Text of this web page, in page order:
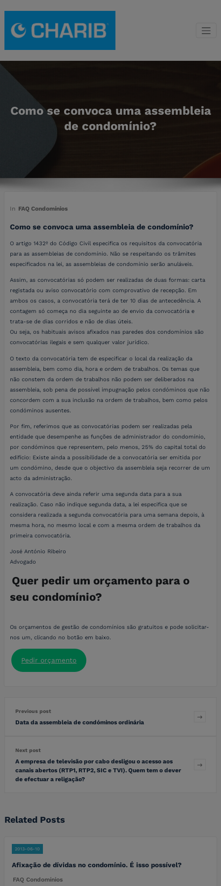
conteúdo
Gestão de
Franchising de gestão
Como se convoca uma assembleia
de condomínio?
In FAQ Condomínios
Como se convoca uma assembleia de condomínio?
O artigo 1432º do Código Civil especifica os requisitos da convocatória
para as assembleias de condomínio. Não se respeitando os trâmites
especificados na lei, as assembleias de condomínio serão anuláveis.
Assim, as convocatórias só podem ser realizadas de duas formas: carta
registada ou aviso convocatório com comprovativo de recepção. Em
ambos os casos, a convocatória terá de ter 10 dias de antecedência. A
contagem só começa no dia seguinte ao de envio da convocatória e
trata-se de dias corridos e não de dias úteis.
Ou seja, os habituais avisos afixados nas paredes dos condomínios são
convocatórias ilegais e sem qualquer valor jurídico.
O texto da convocatória tem de especificar o local da realização da
assembleia, bem como dia, hora e ordem de trabalhos. Os temas que
não constem da ordem de trabalhos não podem ser deliberados na
assembleia, sob pena de possível impugnação pelos condóminos que não
concordem com a sua inclusão na ordem de trabalhos, bem como pelos
condóminos ausentes.
Por fim, referimos que as convocatórias podem ser realizadas pela
entidade que desempenhe as funções de administrador do condomínio,
por condóminos que representem, pelo menos, 25% do capital total do
edifício: Existe ainda a possibilidade de a convocatória ser emitida por
um condómino, desde que o objectivo da assembleia seja recorrer de um
acto da administração.
A convocatória deve ainda referir uma segunda data para a sua
realização. Caso não indique segunda data, a lei especifica que se
considera realizada a segunda convocatória para uma semana depois, à
mesma hora, no mesmo local e com a mesma ordem de trabalhos da
primeira convocatória.
José António Ribeiro
Advogado
Quer pedir um orçamento para o
seu condomínio?
Os orçamentos de gestão de condomínios são gratuitos e pode solicitar-
nos um, clicando no botão em baixo.
Pedir orçamento
Previous post
Data da assembleia de condóminos ordinária
Next post
A empresa de televisão por cabo desligou o acesso aos
canais abertos (RTP1, RTP2, SIC e TVI). Quem tem o dever
de efectuar a religação?
Related Posts
2013-06-10
Afixação de dívidas no condomínio. É isso possível?
FAQ Condomínios